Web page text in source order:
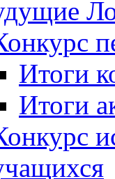
Итоги
Итоги